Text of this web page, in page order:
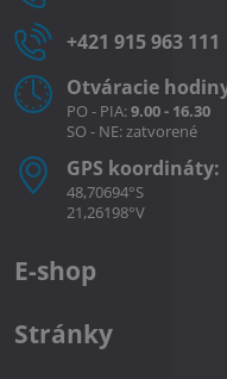
+421 915 963 111
Otváracie
PO - PIA:9.00 - 16.30
SO - NE: zatvorené
GPS koordináty:
48,70694°S
21,26198°V
E-shop
Stránky